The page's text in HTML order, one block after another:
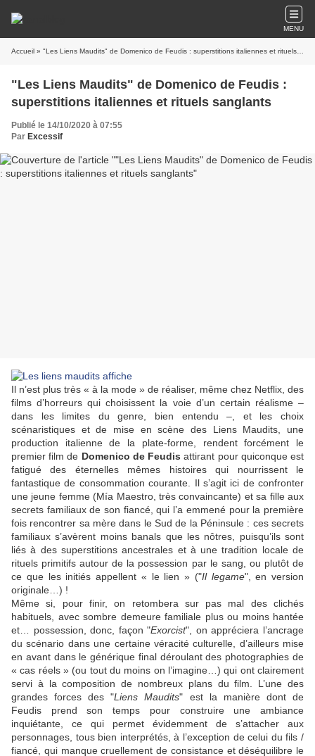
MENU
Accueil » "Les Liens Maudits" de Domenico de Feudis : superstitions italiennes et rituels sanglants
"Les Liens Maudits" de Domenico de Feudis :
superstitions italiennes et rituels sanglants
Publié le 14/10/2020 à 07:55
Par Excessif
Il n’est plus très « à la mode » de réaliser, même chez Netflix, des
films d’horreurs qui choisissent la voie d’un certain réalisme –
dans les limites du genre, bien entendu –, et les choix
scénaristiques et de mise en scène des Liens Maudits, une
production italienne de la plate-forme, rendent forcément le
premier film de Domenico de Feudis attirant pour quiconque est
fatigué des éternelles mêmes histoires qui nourrissent le
fantastique de consommation courante. Il s’agit ici de confronter
une jeune femme (Mía Maestro, très convaincante) et sa fille aux
secrets familiaux de son fiancé, qui l’a emmené pour la première
fois rencontrer sa mère dans le Sud de la Péninsule : ces secrets
familiaux s’avèrent moins banals que les nôtres, puisqu’ils sont
liés à des superstitions ancestrales et à une tradition locale de
rituels primitifs autour de la possession par le sang, ou plutôt de
ce que les initiés appellent « le lien » ("Il legame", en version
originale…) !
Même si, pour finir, on retombera sur pas mal des clichés
habituels, avec sombre demeure familiale plus ou moins hantée
et… possession, donc, façon "Exorcist", on appréciera l’ancrage
du scénario dans une certaine véracité culturelle, d’ailleurs mise
en avant dans le générique final déroulant des photographies de
« cas réels » (ou tout du moins on l’imagine…) qui ont clairement
servi à la composition de nombreux plans du film. L’une des
grandes forces des "Liens Maudits" est la manière dontde
Feudis prend son temps pour construire une ambiance
inquiétante, ce qui permet évidemment de s’attacher aux
personnages, tous bien interprétés, à l’exception de celui du fils /
fiancé, qui manque cruellement de consistance et déséquilibre le